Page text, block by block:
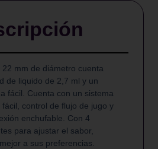
22 mm de diámetro cuenta
de liquido de 2,7 ml y un
fácil. Cuenta con un sistema
control de flujo de jugo y
enchufable. Con 4
para ajustar el sabor,
a sus preferencias.